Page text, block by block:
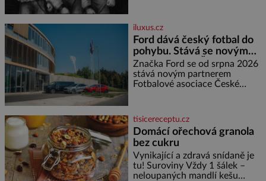
nemůže, protože žádné nemá,
spokojí se lupič s několika
měďáky a štůčky látky. Zraněná
žena pár dní nato umírá. Je to
muž nebývale krutý. Jeho činy
budí hrůzu ještě dlouho po jeho
smrti
iluxus.cz
Ford dává český fotbal do
pohybu. Stává se novým
partnerem FAČR
Značka Ford se od srpna 2026
stává novým partnerem
Fotbalové asociace České
asociace, reprezentačních týmů
i českého fotbalu v regionech.
Partner
tisicereceptu.cz
Domácí ořechová granola
bez cukru
Vynikající a zdravá snídaně je
tu! Suroviny Vždy 1 šálek –
neloupaných mandlí kešu